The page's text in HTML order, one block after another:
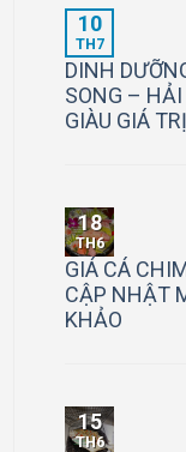
10
TH7
DINH
SONG –
GIÀU GIÁ
18
TH6
GIÁ CÁ
CẬP NHẬT
KHẢO
15
TH6